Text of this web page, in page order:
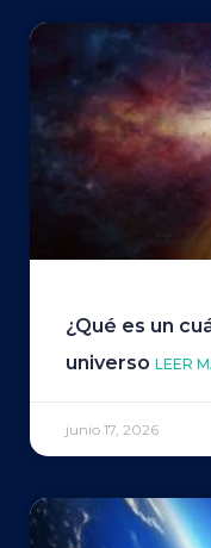
¿Qué es un
universo LEER
junio 17, 2026